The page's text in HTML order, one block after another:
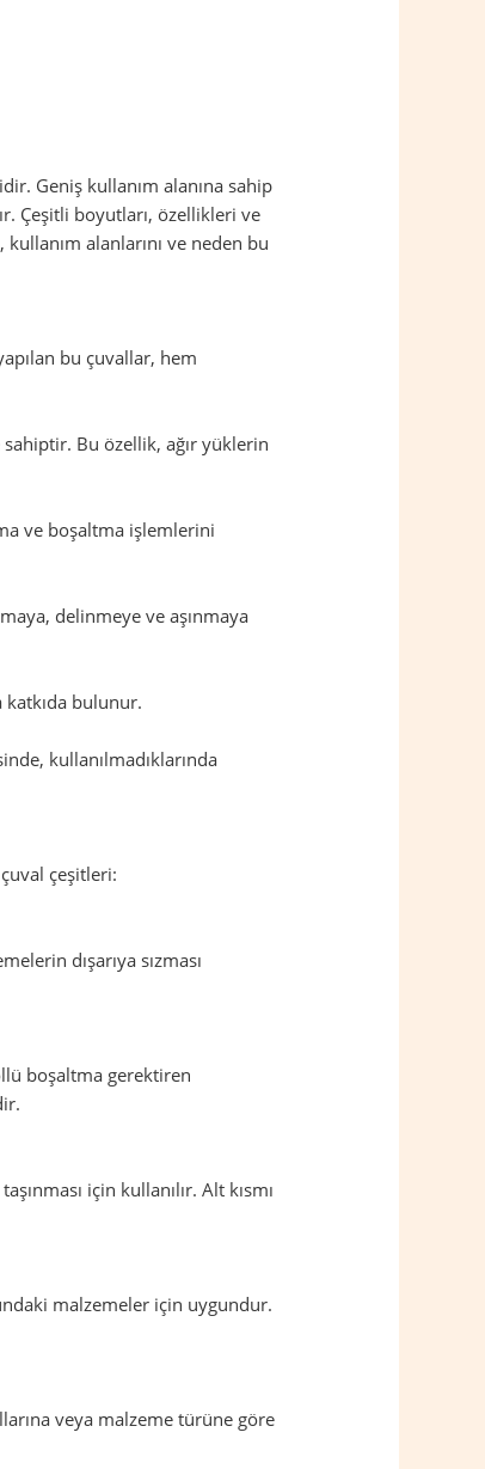
Geniş kullanım alanına sahip
Çeşitli boyutları, özellikleri ve
alanlarını ve neden bu
bu çuvallar, hem
Bu özellik, ağır yüklerin
ve boşaltma işlemlerini
delinmeye ve aşınmaya
bulunur.
kullanılmadıklarında
çeşitleri:
dışarıya sızması
boşaltma gerektiren
için kullanılır. Alt kısmı
malzemeler için uygundur.
veya malzeme türüne göre